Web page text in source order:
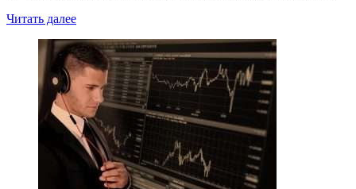
Читать далееRead
about
Маленькие
бизнес
идеи
для
маленького
города